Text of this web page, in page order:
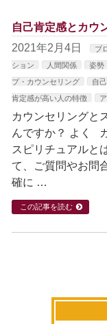
自己肯定感とカウ
2021年2月4日
ブ
ション
人間関係 姿勢
プ・カウンセリング
自
肯定感が高い人の特徴
カウンセリングと
んですか？ よく
スピリチュアル
て、ご質問やお
確に …
この記事を読む